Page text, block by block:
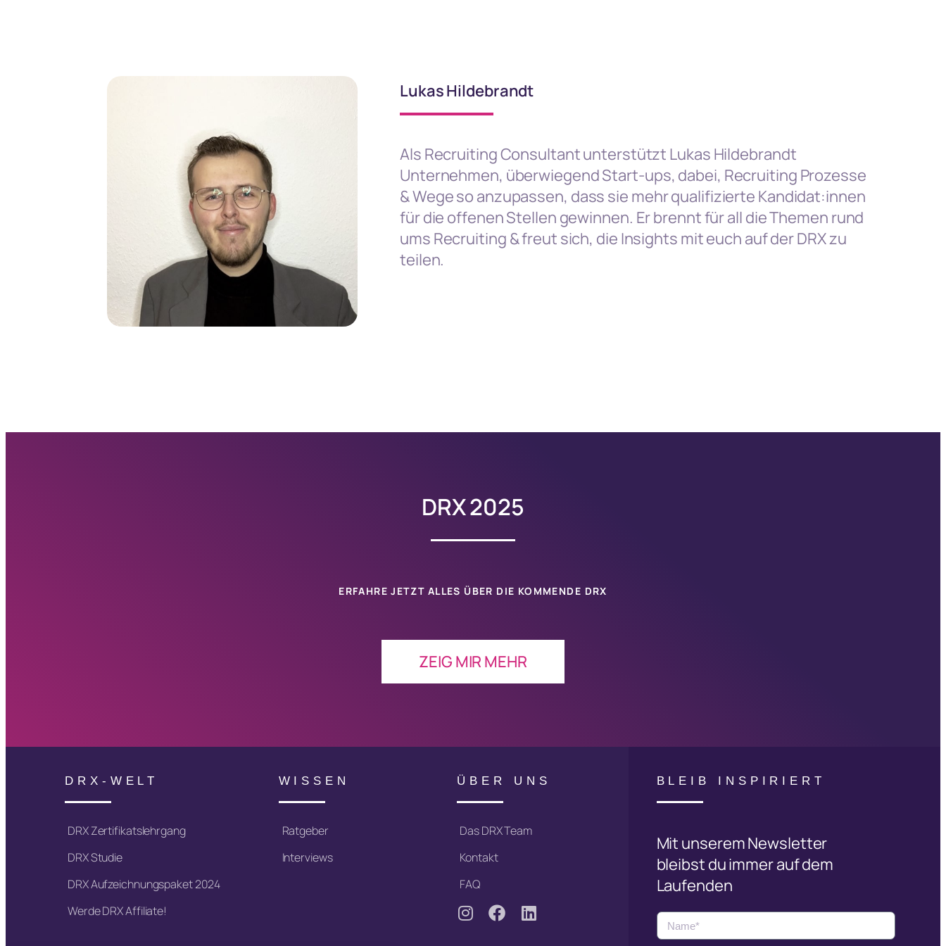
Lukas Hildebrandt
Als Recruiting Consultant unterstützt Lukas Hildebrandt
Unternehmen, überwiegend Start-ups, dabei, Recruiting Prozesse
& Wege so anzupassen, dass sie mehr qualifizierte Kandidat:innen
für die offenen Stellen gewinnen. Er brennt für all die Themen rund
ums Recruiting & freut sich, die Insights mit euch auf der DRX zu
teilen.
DRX 2025
ERFAHRE JETZT ALLES ÜBER DIE KOMMENDE DRX
ZEIG MIR MEHR
DRX-WELT
DRX Zertifikatslehrgang
DRX Studie
DRX Aufzeichnungspaket 2024
Werde DRX Affiliate!
WISSEN
Ratgeber
Interviews
ÜBER UNS
Das DRX Team
Kontakt
FAQ
BLEIB INSPIRIERT
Mit unserem Newsletter
bleibst du immer auf dem
Laufenden